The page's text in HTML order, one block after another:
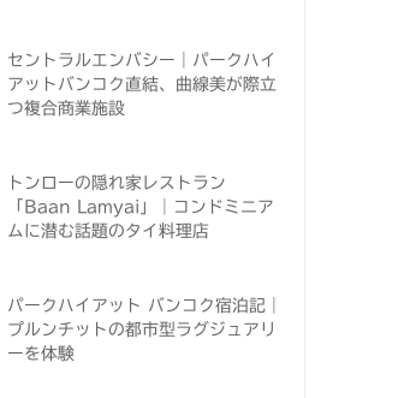
セントラルエンバシー｜パークハイ
アットバンコク直結、曲線美が際立
つ複合商業施設
トンローの隠れ家レストラン
「Baan Lamyai」｜コンドミニア
ムに潜む話題のタイ料理店
パークハイアット バンコク宿泊記｜
プルンチットの都市型ラグジュアリ
ーを体験